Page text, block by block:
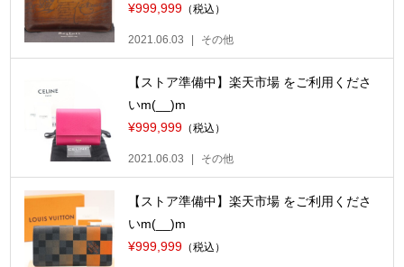
¥999,999 （税込）
2021.06.03 その他
【ストア準備中】楽天市場 をご利用くださ
いm(__)m
¥999,999 （税込）
2021.06.03 その他
【ストア準備中】楽天市場 をご利用くださ
いm(__)m
¥999,999 （税込）